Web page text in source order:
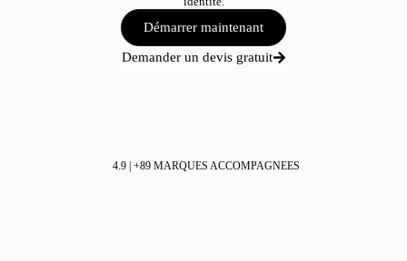
Démarrer maintenant
Demander un devis gratuit
4.9 | +89 MARQUES ACCOMPAGNEES